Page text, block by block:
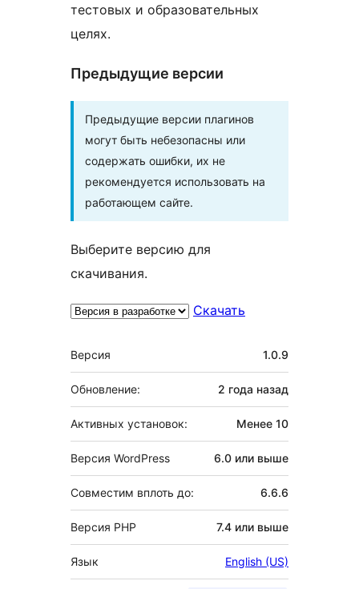
тестовых и образовательных
целях.
Предыдущие версии
Предыдущие версии плагинов
могут быть небезопасны или
содержать ошибки, их не
рекомендуется использовать на
работающем сайте.
Выберите версию для
скачивания.
Скачать
Мета
Версия 1.0.9
Обновление: 2 года назад
Активных установок: Менее 10
Версия WordPress 6.0 или выше
Совместим вплоть до: 6.6.6
Версия PHP 7.4 или выше
Язык English (US)